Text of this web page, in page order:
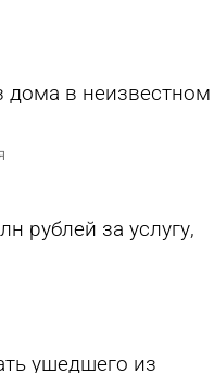
в неизвестном
рублей за услугу,
ушедшего из